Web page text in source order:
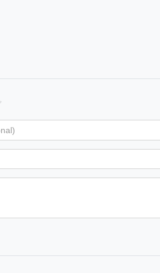
von
5
Bewertungssternen